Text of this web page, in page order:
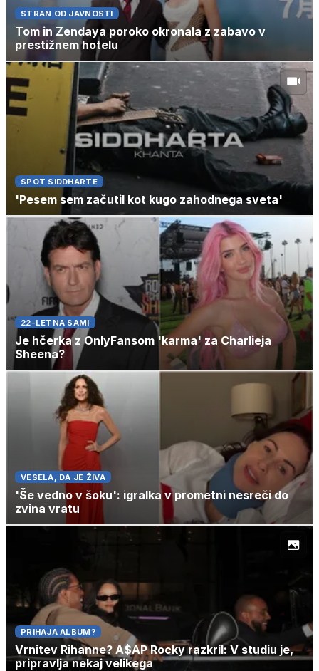
STRAN OD JAVNOSTI
Tom in Zendaya poroko okronala z zabavo v
prestižnem hotelu
SPOT SIDDHARTE
'Pesem sem začutil kot kugo zahodnega sveta'
22-LETNA SAMI
Je hčerka z OnlyFansom 'karma' za Charlieja
Sheena?
VESELA, DA JE ŽIVA
'Še vedno v šoku': igralka v prometni nesreči do
zvina vratu
PRIHAJA ALBUM?
Vrnitev Rihanne? A$AP Rocky razkril: V studiu je,
pripravlja nekaj velikega